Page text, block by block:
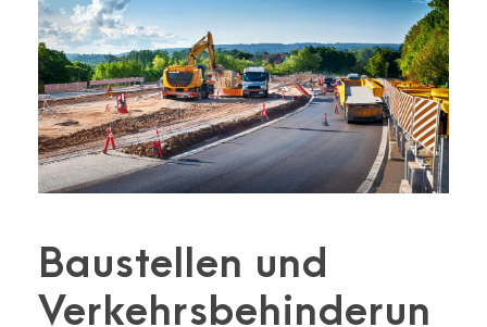
Baustellen und
Verkehrsbehinderun